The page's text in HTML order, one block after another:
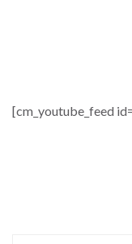
[cm_youtube_feed